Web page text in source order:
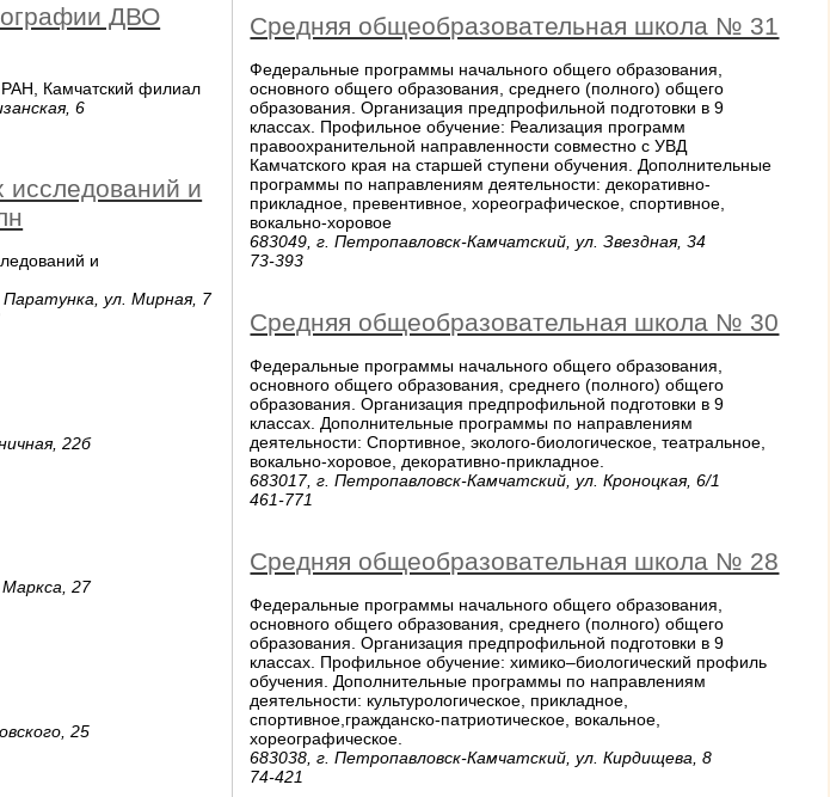
ДВО
РАН, Камчатский филиал
6
исследований и
и
Паратунка, ул. Мирная, 7
22б
27
25
Средняя общеобразовательная школа № 31
Федеральные программы начального общего образования,
основного общего образования, среднего (полного) общего
образования. Организация предпрофильной подготовки в 9
классах. Профильное обучение: Реализация программ
правоохранительной направленности совместно с УВД
Камчатского края на старшей ступени обучения. Дополнительные
программы по направлениям деятельности: декоративно-
прикладное, превентивное, хореографическое, спортивное,
вокально-хоровое
683049, г. Петропавловск-Камчатский, ул. Звездная, 34
73-393
Средняя общеобразовательная школа № 30
Федеральные программы начального общего образования,
основного общего образования, среднего (полного) общего
образования. Организация предпрофильной подготовки в 9
классах. Дополнительные программы по направлениям
деятельности: Спортивное, эколого-биологическое, театральное,
вокально-хоровое, декоративно-прикладное.
683017, г. Петропавловск-Камчатский, ул. Кроноцкая, 6/1
461-771
Средняя общеобразовательная школа № 28
Федеральные программы начального общего образования,
основного общего образования, среднего (полного) общего
образования. Организация предпрофильной подготовки в 9
классах. Профильное обучение: химико–биологический профиль
обучения. Дополнительные программы по направлениям
деятельности: культурологическое, прикладное,
спортивное,гражданско-патриотическое, вокальное,
хореографическое.
683038, г. Петропавловск-Камчатский, ул. Кирдищева, 8
74-421